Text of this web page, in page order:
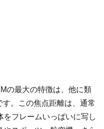
の最大の特徴は、他に類
。この焦点距離は、通常
をフレームいっぱいに写し